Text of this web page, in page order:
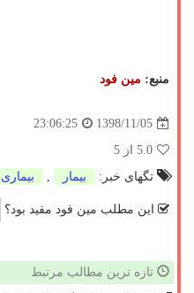
منبع: مین فود
1398/11/05
23:06:25
5.0 از 5
تگهای خبر:
بیمار , بیماری
این مطلب مین فود مفید بود؟
تازه ترین مطالب مرتبط